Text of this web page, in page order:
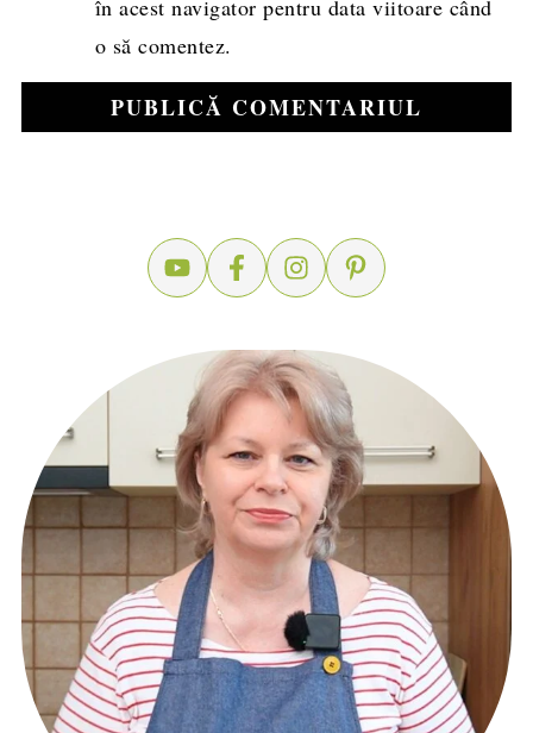
în acest navigator pentru data viitoare când
o să comentez.